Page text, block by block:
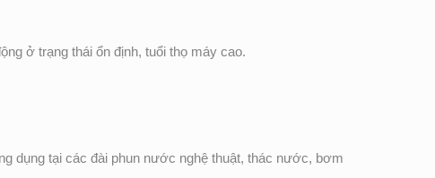
ở trạng thái ổn định, tuổi thọ máy cao.
dụng tại các đài phun nước nghệ thuật, thác nước, bơm